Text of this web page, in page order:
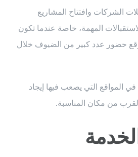
الشركات وافتتاح المشاريع
المهمة، خاصة عندما تكون
حضور عدد كبير من الضيوف خلال
في المواقع التي يصعب فيها إيجاد
من مكان المناسبة.